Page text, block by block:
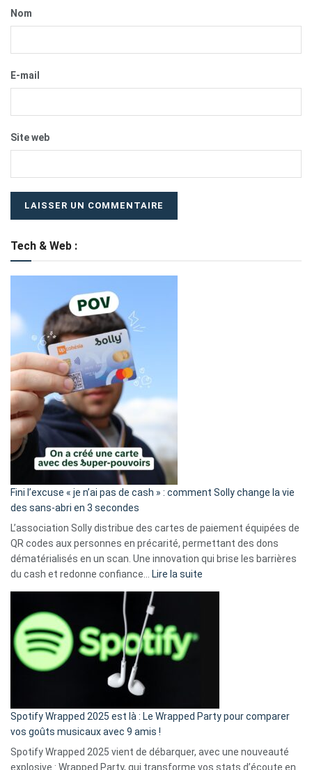
Nom
E-mail
Site web
Tech & Web :
Fini l’excuse « je n’ai pas de cash » : comment Solly change la vie
des sans-abri en 3 secondes
L’association Solly distribue des cartes de paiement équipées de
QR codes aux personnes en précarité, permettant des dons
dématérialisés en un scan. Une innovation qui brise les barrières
du cash et redonne confiance… Lire la suite
Fini
»
Solly
Spotify Wrapped 2025 est là : Le Wrapped Party pour comparer
vos goûts musicaux avec 9 amis !
Spotify Wrapped 2025 vient de débarquer, avec une nouveauté
explosive : Wrapped Party, qui transforme vos stats d’écoute en